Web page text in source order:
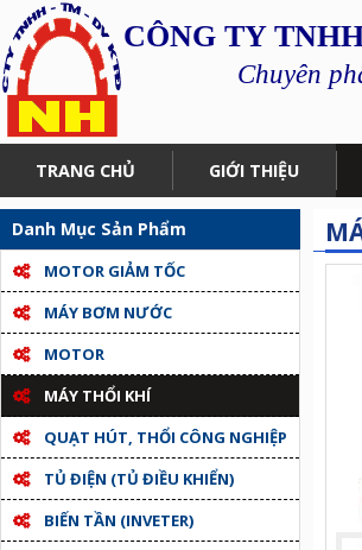
CÔNG TY
Chuyên
TRANG CHỦ GIỚI THIỆU
Danh Mục Sản Phẩm
MOTOR GIẢM TỐC
MÁY BƠM NƯỚC
MOTOR
MÁY THỔI KHÍ
QUẠT HÚT, THỔI CÔNG NGHIỆP
TỦ ĐIỆN (TỦ ĐIỀU KHIỂN)
BIẾN TẦN (INVETER)